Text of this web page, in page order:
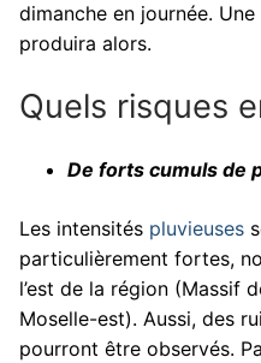
dimanche en journée.
produira alors.
Quels risques
De forts cumuls de
Les intensités pluvieuses
particulièrement fortes,
l’est de la région (Massif
Moselle-est). Aussi, des
pourront être observés.